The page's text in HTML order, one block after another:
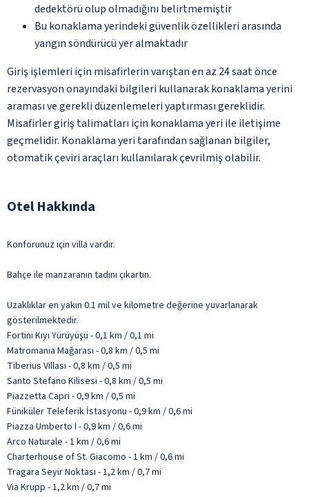
dedektörü olup olmadığını belirtmemiştir
Bu konaklama yerindeki güvenlik özellikleri arasında
yangın söndürücü yer almaktadır
Giriş işlemleri için misafirlerin varıştan en az 24 saat önce
rezervasyon onayındaki bilgileri kullanarak konaklama yerini
araması ve gerekli düzenlemeleri yaptırması gereklidir.
Misafirler giriş talimatları için konaklama yeri ile iletişime
geçmelidir. Konaklama yeri tarafından sağlanan bilgiler,
otomatik çeviri araçları kullanılarak çevrilmiş olabilir.
Otel Hakkında
Konforunuz için villa vardır.
Bahçe ile manzaranın tadını çıkartın.
Uzaklıklar en yakın 0.1 mil ve kilometre değerine yuvarlanarak
gösterilmektedir.
Fortini Kıyı Yürüyüşü - 0,1 km / 0,1 mi
Matromania Mağarası - 0,8 km / 0,5 mi
Tiberius Villası - 0,8 km / 0,5 mi
Santo Stefano Kilisesi - 0,8 km / 0,5 mi
Piazzetta Capri - 0,9 km / 0,5 mi
Füniküler Teleferik İstasyonu - 0,9 km / 0,6 mi
Piazza Umberto I - 0,9 km / 0,6 mi
Arco Naturale - 1 km / 0,6 mi
Charterhouse of St. Giacomo - 1 km / 0,6 mi
Tragara Seyir Noktası - 1,2 km / 0,7 mi
Via Krupp - 1,2 km / 0,7 mi